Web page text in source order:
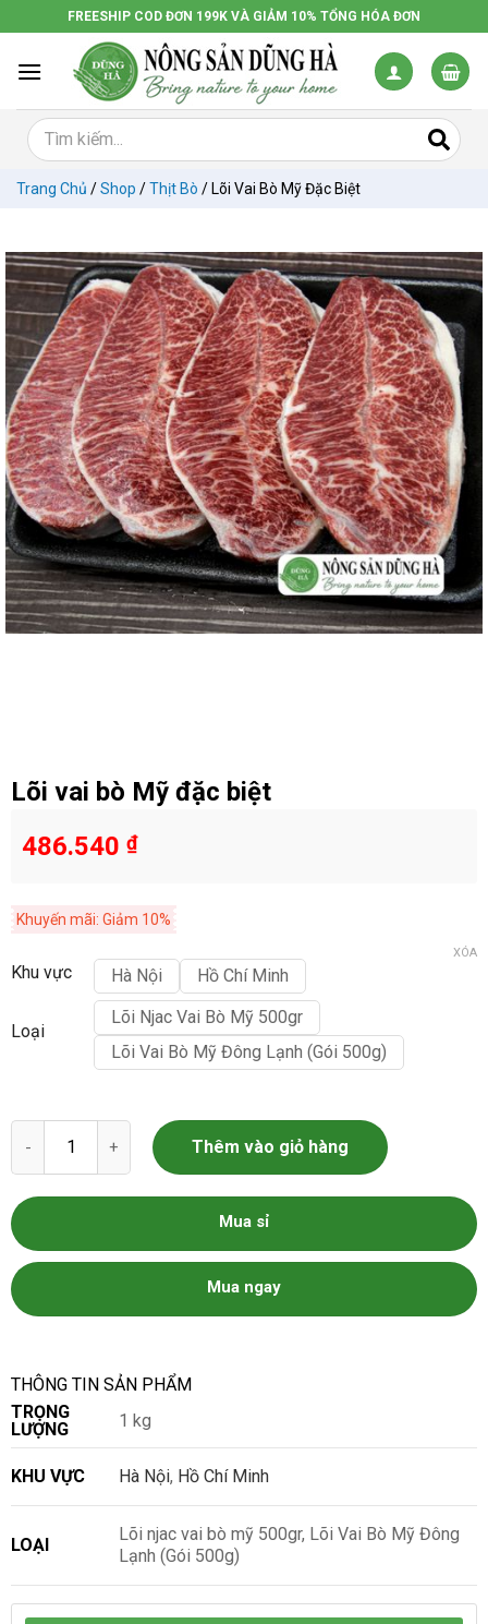
đến
dung
FREESHIP COD ĐƠN 199K VÀ GIẢM 10% TỔNG HÓA ĐƠN
Trang Chủ /Shop /Thịt Bò / Lõi Vai Bò Mỹ Đặc Biệt
Lõi vai bò Mỹ đặc biệt
486.540 ₫
Khuyến mãi: Giảm 10%
Khu vực Hà Nội Hồ Chí Minh
Loại
Lõi Njac Vai Bò Mỹ 500gr
Lõi Vai Bò Mỹ Đông Lạnh (Gói 500g)
XÓA
Lõi vai bò Mỹ đặc biệt số lượng
Thêm vào giỏ hàng
Mua sỉ
Mua ngay
THÔNG TIN SẢN PHẨM
TRỌNG
LƯỢNG
1 kg
KHU VỰC Hà Nội, Hồ Chí Minh
LOẠI
Lõi njac vai bò mỹ 500gr, Lõi Vai Bò Mỹ Đông
Lạnh (Gói 500g)